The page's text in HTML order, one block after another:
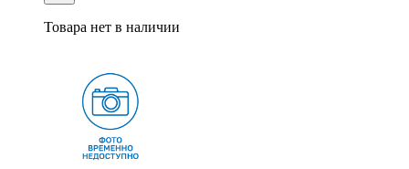
Товара нет в наличии